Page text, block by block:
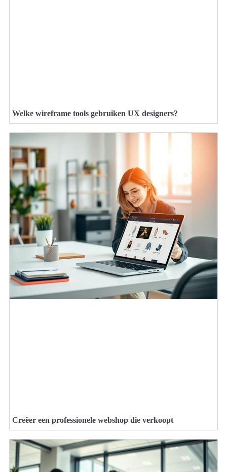
Welke wireframe tools gebruiken UX designers?
Creëer een professionele webshop die verkoopt